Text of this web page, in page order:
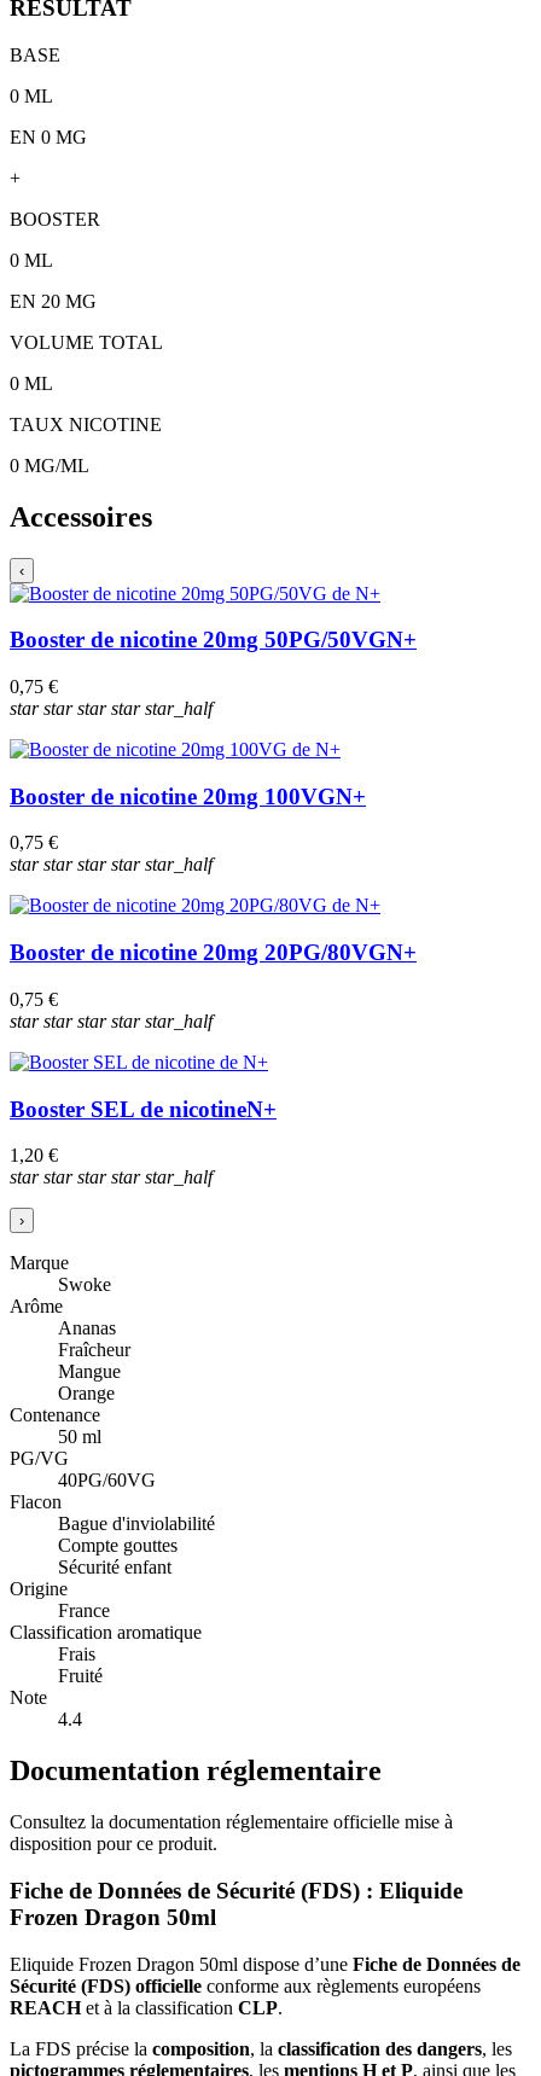
RÉSULTAT
BASE
0 ML
EN 0 MG
+
BOOSTER
0 ML
EN 20 MG
VOLUME TOTAL
0 ML
TAUX NICOTINE
0 MG/ML
Accessoires
‹
Booster de nicotine 20mg 50PG/50VGN+
0,75 €
starstarstarstarstar_half
Booster de nicotine 20mg 100VGN+
0,75 €
starstarstarstarstar_half
Booster de nicotine 20mg 20PG/80VGN+
0,75 €
starstarstarstarstar_half
Booster SEL de nicotineN+
1,20 €
starstarstarstarstar_half
›
Marque
Swoke
Arôme
Ananas
Fraîcheur
Mangue
Orange
Contenance
50 ml
PG/VG
40PG/60VG
Flacon
Bague d'inviolabilité
Compte gouttes
Sécurité enfant
Origine
France
Classification aromatique
Frais
Fruité
Note
4.4
Documentation réglementaire
Consultez la documentation réglementaire officielle mise à
disposition pour ce produit.
Fiche de Données de Sécurité (FDS) : Eliquide
Frozen Dragon 50ml
Eliquide Frozen Dragon 50ml dispose d’une Fiche de Données de
Sécurité (FDS) officielle conforme aux règlements européens
REACHet à la classification CLP.
La FDS précise la composition, la classification des dangers, les
pictogrammes réglementaires, les mentions H et P, ainsi que les